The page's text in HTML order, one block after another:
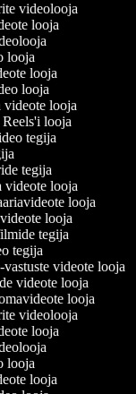
videolooja
looja
looja
looja
looja
videote looja
Reels'i looja
tegija
tegija
videote looja
looja
looja
tegija
tegija
vastuste videote looja
videote looja
looja
videolooja
looja
looja
looja